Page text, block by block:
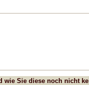
wie Sie diese noch nicht ke